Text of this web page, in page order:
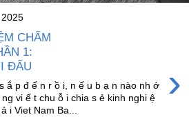
CHẤM
1:
ĐẤU
›
ắ p đ ế n r ồ i, n ế u b ạ n nào nh ớ
vi ế t chu ỗ i chia s ẻ kinh nghi ệ
i Viet Nam Ba...